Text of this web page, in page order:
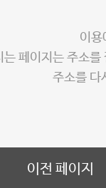
이용
는 페이지는 주소를
주소를 다
이전 페이지